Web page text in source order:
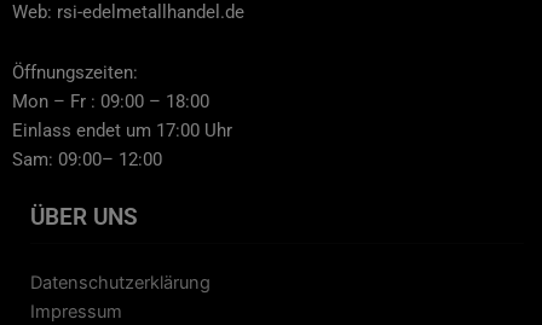
Web: rsi-edelmetallhandel.de
Öffnungszeiten:
Mon – Fr : 09:00 – 18:00
Einlass endet um 17:00 Uhr
Sam: 09:00– 12:00
ÜBER UNS
Datenschutzerklärung
Impressum